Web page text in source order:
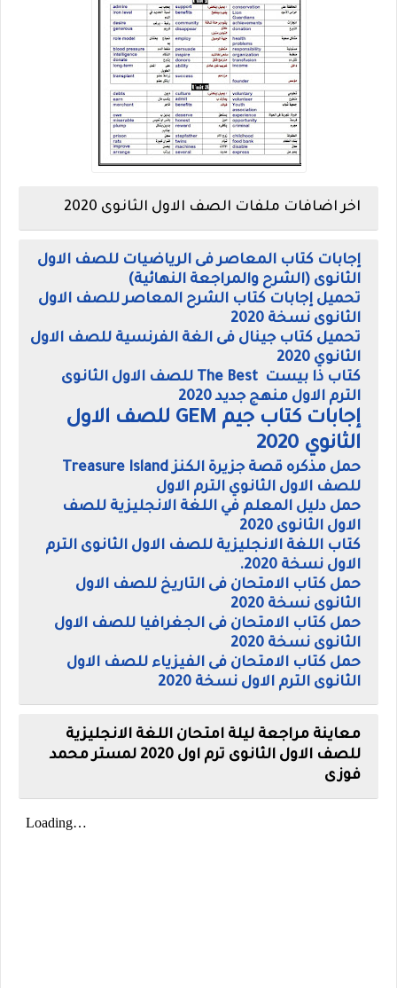
اخر اضافات ملفات الصف الاول الثانوى 2020
إجابات كتاب المعاصر فى الرياضيات للصف الاول
الثانوى (الشرح والمراجعة النهائية)
تحميل إجابات كتاب الشرح المعاصر للصف الاول
الثانوى نسخة 2020
تحميل كتاب جينال فى الغة الفرنسية للصف الاول
الثانوي 2020
كتاب ذا بيست The Best للصف الاول الثانوى
الترم الاول منهج جديد 2020
إجابات كتاب جيم GEM للصف الاول
الثانوي 2020
حمل مذكره قصة جزيرة الكنز Treasure Island
للصف الاول الثانوي الترم الاول
حمل دليل المعلم في اللغة الانجليزية للصف
الاول الثانوى 2020
كتاب اللغة الانجليزية للصف الاول الثانوى الترم
الاول نسخة 2020.
حمل كتاب الامتحان فى التاريخ للصف الاول
الثانوى نسخة 2020
حمل كتاب الامتحان فى الجغرافيا للصف الاول
الثانوى نسخة 2020
حمل كتاب الامتحان فى الفيزياء للصف الاول
الثانوى الترم الاول نسخة 2020
معاينة مراجعة ليلة امتحان اللغة الانجليزية
للصف الاول الثانوى ترم اول 2020 لمستر محمد
فوزى